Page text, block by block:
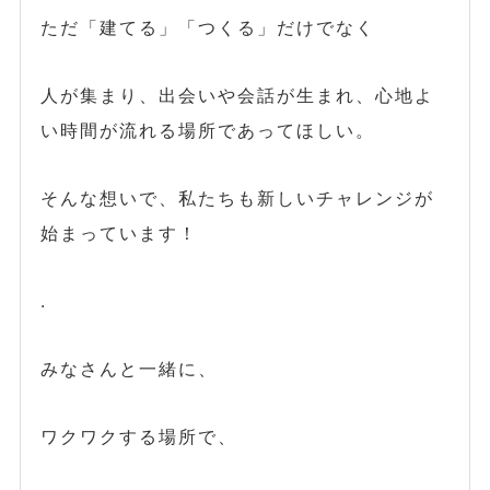
ただ「建てる」「つくる」だけでなく
人が集まり、出会いや会話が生まれ、心地よ
い時間が流れる場所であってほしい。
そんな想いで、私たちも新しいチャレンジが
始まっています！
.
みなさんと一緒に、
ワクワクする場所で、